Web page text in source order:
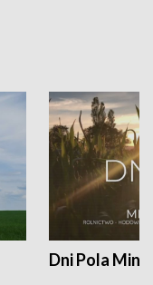
Dni Pola